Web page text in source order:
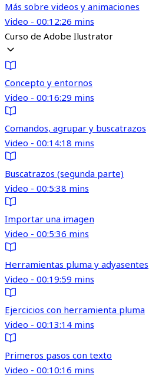
Más sobre videos y animaciones
Video - 00:12:26 mins
Curso de Adobe Ilustrator
Concepto y entornos
Video - 00:16:29 mins
Comandos, agrupar y buscatrazos
Video - 00:14:18 mins
Buscatrazos (segunda parte)
Video - 00:5:38 mins
Importar una imagen
Video - 00:5:36 mins
Herramientas pluma y adyasentes
Video - 00:19:59 mins
Ejercicios con herramienta pluma
Video - 00:13:14 mins
Primeros pasos con texto
Video - 00:10:16 mins